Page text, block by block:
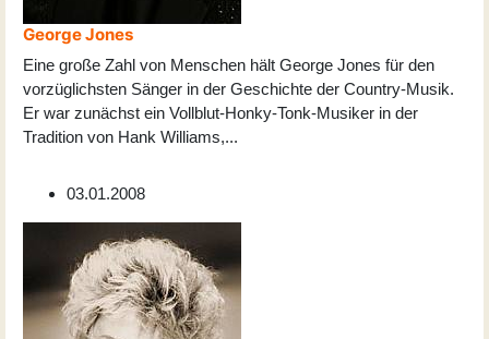
George Jones
Eine große Zahl von Menschen hält George Jones für den
vorzüglichsten Sänger in der Geschichte der Country-Musik.
Er war zunächst ein Vollblut-Honky-Tonk-Musiker in der
Tradition von Hank Williams,...
03.01.2008